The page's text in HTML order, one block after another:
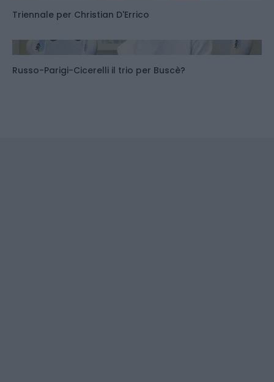
Triennale per Christian D'Errico
Russo-Parigi-Cicerelli il trio per Buscè?